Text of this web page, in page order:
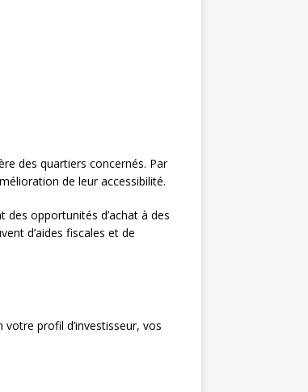
des quartiers concernés. Par
de leur accessibilité.
des opportunités d’achat à des
d’aides fiscales et de
profil d’investisseur, vos